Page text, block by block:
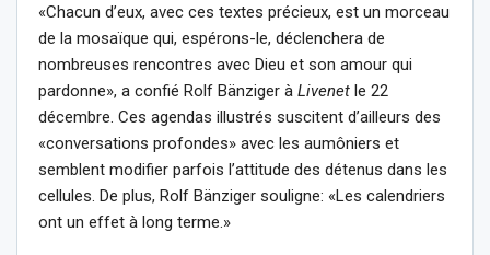
«Chacun d’eux, avec ces textes précieux, est un morceau
de la mosaïque qui, espérons-le, déclenchera de
nombreuses rencontres avec Dieu et son amour qui
pardonne», a confié Rolf Bänziger à Livenet le 22
décembre. Ces agendas illustrés suscitent d’ailleurs des
«conversations profondes» avec les aumôniers et
semblent modifier parfois l’attitude des détenus dans les
cellules. De plus, Rolf Bänziger souligne: «Les calendriers
ont un effet à long terme.»